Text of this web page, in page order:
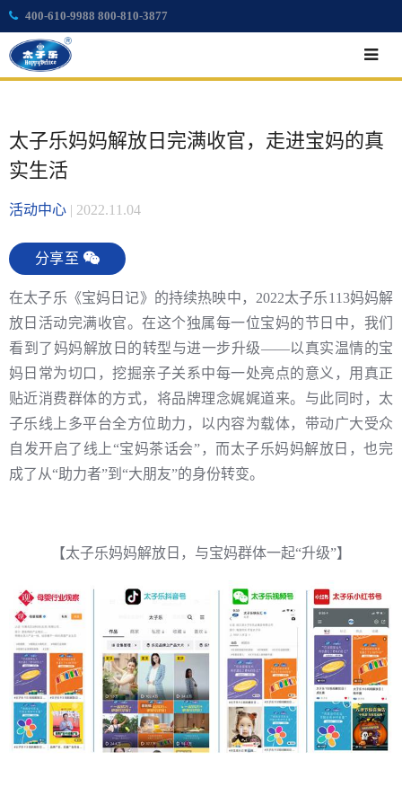
400-610-9988 800-810-3877
太子乐妈妈解放日完满收官，走进宝妈的真
实生活
活动中心 | 2022.11.04
分享至
在太子乐《宝妈日记》的持续热映中，2022太子乐113妈妈解
放日活动完满收官。在这个独属每一位宝妈的节日中，我们
看到了妈妈解放日的转型与进一步升级——以真实温情的宝
妈日常为切口，挖掘亲子关系中每一处亮点的意义，用真正
贴近消费群体的方式，将品牌理念娓娓道来。与此同时，太
子乐线上多平台全方位助力，以内容为载体，带动广大受众
自发开启了线上“宝妈茶话会”，而太子乐妈妈解放日，也完
成了从“助力者”到“大朋友”的身份转变。
【太子乐妈妈解放日，与宝妈群体一起“升级”】